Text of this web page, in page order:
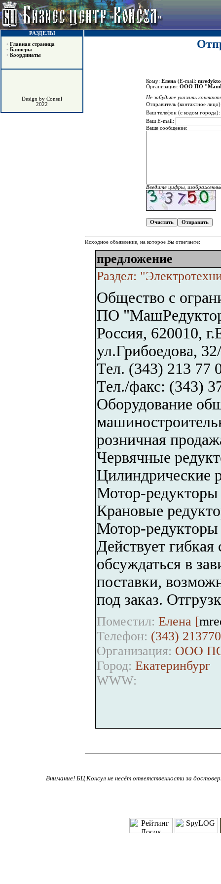
РАЗДЕЛЫ
• Главная страница
• Баннеры
• Координаты
Design by Consul
2022
Кому: Елена (E-mail:
Организация: ООО ПО
Не забудьте указать
Отправитель (контактное
Ваш телефон (с кодом города):
Ваш E-mail:
Ваше сообщение:
Введите цифры,
Исходное объявление, на которое Вы отвечаете:
предложение
Раздел:
Общество с
ПО
Россия, 620010,
ул.Грибоедова,
Тел. (343) 213 77
Тел./факс: (343)
Оборудование
розничная
Червячные
Цилиндрические
Мотор-редукторы
Крановые
Мотор-
Действует
обсуждаться в
поставки,
под заказ.
Поместил: Елена [
Телефон: (343)
Организация: ООО
Город: Екатеринбург
WWW:
Внимание! БЦ Консул не несёт ответственности за